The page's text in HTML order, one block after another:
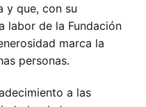
y que, con su
labor de la Fundación
marca la
personas.
a las